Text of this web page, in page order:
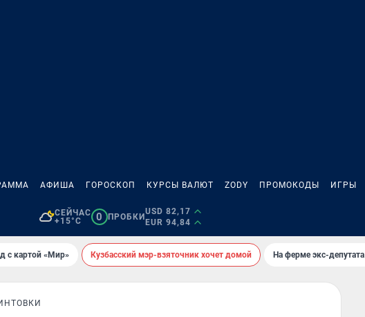
АФИША ГОРОСКОП КУРСЫ ВАЛЮТ ZODY ПРОМОКОДЫ ИГРЫ
СЕЙЧАС
+15°C
0 ПРОБКИ
USD 82,17
EUR 94,84
с картой «Мир» Кузбасский мэр-взяточник хочет домой На ферме экс-